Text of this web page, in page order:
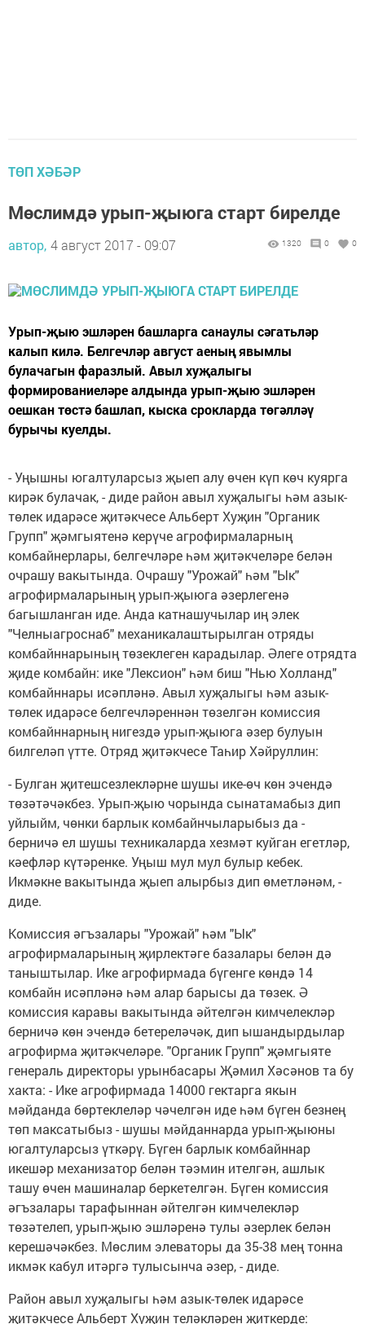
ТӨП ХӘБӘР
Мөслимдә урып-җыюга старт бирелде
автор, 4 август 2017 - 09:07 1320 0 0
Урып-җыю эшләрен башларга санаулы сәгатьләр
калып килә. Белгечләр август аеның явымлы
булачагын фаразлый. Авыл хуҗалыгы
формированиеләре алдында урып-җыю эшләрен
оешкан төстә башлап, кыска срокларда төгәлләү
бурычы куелды.
- Уңышны югалтуларсыз җыеп алу өчен күп көч куярга
кирәк булачак, - диде район авыл хуҗалыгы һәм азык-
төлек идарәсе җитәкчесе Альберт Хуҗин "Органик
Групп" җәмгыятенә керүче агрофирмаларның
комбайнерлары, белгечләре һәм җитәкчеләре белән
очрашу вакытында. Очрашу "Урожай" һәм "Ык"
агрофирмаларының урып-җыюга әзерлегенә
багышланган иде. Анда катнашучылар иң элек
"Челныагроснаб" механикалаштырылган отряды
комбайннарының төзеклеген карадылар. Әлеге отрядта
җиде комбайн: ике "Лексион" һәм биш "Нью Холланд"
комбайннары исәпләнә. Авыл хуҗалыгы һәм азык-
төлек идарәсе белгечләреннән төзелгән комиссия
комбайннарның нигездә урып-җыюга әзер булуын
билгеләп үтте. Отряд җитәкчесе Таһир Хәйруллин:
- Булган җитешсезлекләрне шушы ике-өч көн эчендә
төзәтәчәкбез. Урып-җыю чорында сынатамабыз дип
уйлыйм, чөнки барлык комбайнчыларыбыз да -
берничә ел шушы техникаларда хезмәт куйган егетләр,
кәефләр күтәренке. Уңыш мул мул булыр кебек.
Икмәкне вакытында җыеп алырбыз дип өметләнәм, -
диде.
Комиссия әгъзалары "Урожай" һәм "Ык"
агрофирмаларының җирлектәге базалары белән дә
таныштылар. Ике агрофирмада бүгенге көндә 14
комбайн исәпләнә һәм алар барысы да төзек. Ә
комиссия каравы вакытында әйтелгән кимчелекләр
берничә көн эчендә бетереләчәк, дип ышандырдылар
агрофирма җитәкчеләре. "Органик Групп" җәмгыяте
генераль директоры урынбасары Җәмил Хәсәнов та бу
хакта: - Ике агрофирмада 14000 гектарга якын
мәйданда бөртеклеләр чәчелгән иде һәм бүген безнең
төп максатыбыз - шушы мәйданнарда урып-җыюны
югалтуларсыз үткәрү. Бүген барлык комбайннар
икешәр механизатор белән тәэмин ителгән, ашлык
ташу өчен машиналар беркетелгән. Бүген комиссия
әгъзалары тарафыннан әйтелгән кимчелекләр
төзәтелеп, урып-җыю эшләренә тулы әзерлек белән
керешәчәкбез. Мөслим элеваторы да 35-38 мең тонна
икмәк кабул итәргә тулысынча әзер, - диде.
Район авыл хуҗалыгы һәм азык-төлек идарәсе
җитәкчесе Альберт Хуҗин теләкләрен җиткерде: